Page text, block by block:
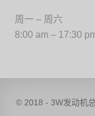
周一 – 周六
8:00 am – 17:30
© 2018 - 3W发动机